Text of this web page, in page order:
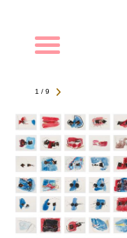
Navigation
1 / 9